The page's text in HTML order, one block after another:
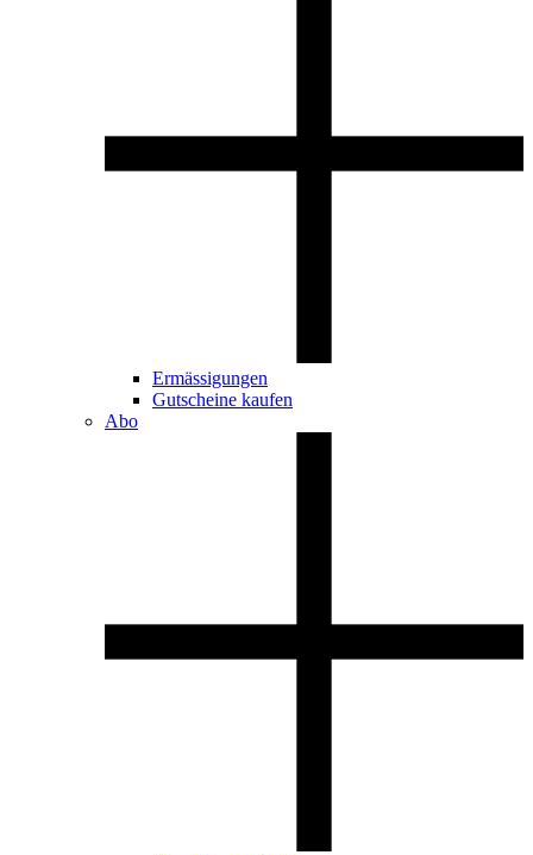
Ermässigungen
Gutscheine kaufen
Abo